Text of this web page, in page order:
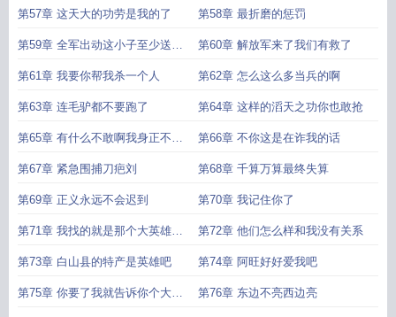
大恩人
第57章 这天大的功劳是我的了 第58章 最折磨的惩罚
第59章 全军出动这小子至少送了
我个二
第60章 解放军来了我们有救了
第61章 我要你帮我杀一个人 第62章 怎么这么多当兵的啊
第63章 连毛驴都不要跑了 第64章 这样的滔天之功你也敢抢
第65章 有什么不敢啊我身正不怕
影子斜
第66章 不你这是在诈我的话
第67章 紧急围捕刀疤刘 第68章 千算万算最终失算
第69章 正义永远不会迟到 第70章 我记住你了
第71章 我找的就是那个大英雄林
火旺
第72章 他们怎么样和我没有关系
第73章 白山县的特产是英雄吧 第74章 阿旺好好爱我吧
第75章 你要了我就告诉你个大秘 第76章 东边不亮西边亮